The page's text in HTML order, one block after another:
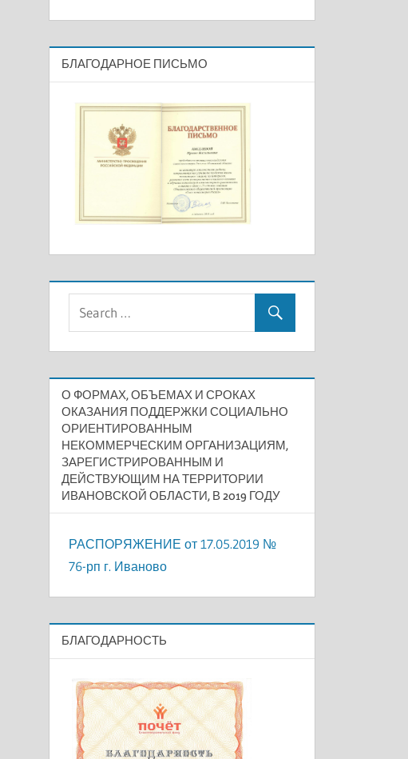
БЛАГОДАРНОЕ ПИСЬМО
О ФОРМАХ, ОБЪЕМАХ И СРОКАХ
ОКАЗАНИЯ ПОДДЕРЖКИ СОЦИАЛЬНО
ОРИЕНТИРОВАННЫМ
НЕКОММЕРЧЕСКИМ ОРГАНИЗАЦИЯМ,
ЗАРЕГИСТРИРОВАННЫМ И
ДЕЙСТВУЮЩИМ НА ТЕРРИТОРИИ
ИВАНОВСКОЙ ОБЛАСТИ, В 2019 ГОДУ
РАСПОРЯЖЕНИЕ от 17.05.2019 №
76-рп г. Иваново
БЛАГОДАРНОСТЬ